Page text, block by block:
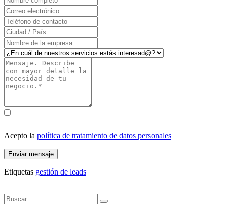
Acepto la política de tratamiento de datos personales
Enviar mensaje
Etiquetas gestión de leads